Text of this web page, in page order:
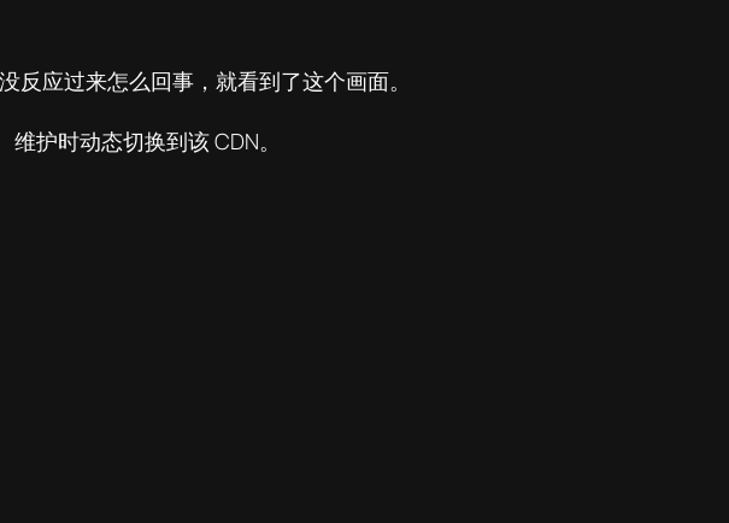
应过来怎么回事，就看到了这个画面。
护时动态切换到该 CDN。